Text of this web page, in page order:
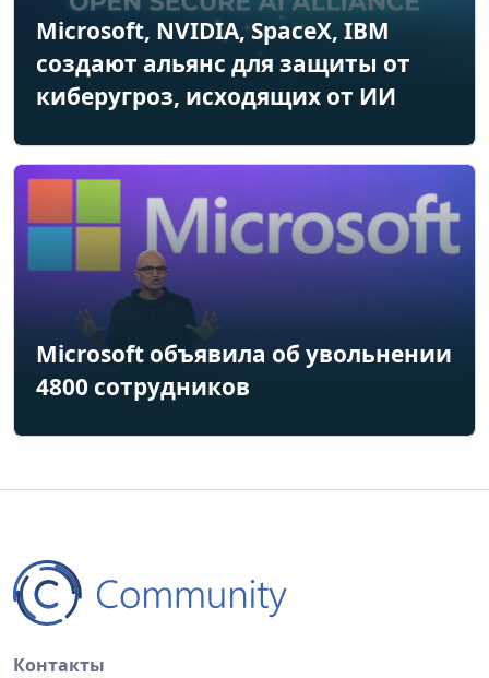
Microsoft, NVIDIA, SpaceX, IBM
создают альянс для защиты от
киберугроз, исходящих от ИИ
Microsoft объявила об увольнении
4800 сотрудников
Контакты